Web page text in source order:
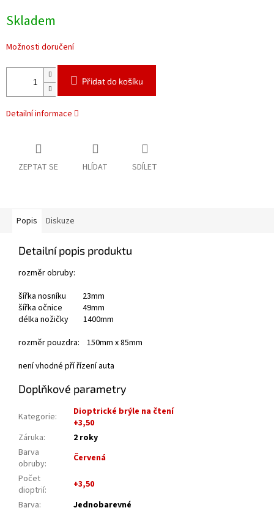
cena:
Skladem
Možnosti doručení
Přidat do košíku
Detailní informace
ZEPTAT SE HLÍDAT SDÍLET
Popis Diskuze
Detailní popis produktu
rozměr obruby:
šířka nosníku 23mm
šířka očnice 49mm
délka nožičky 1400mm
rozměr pouzdra: 150mm x 85mm
není vhodné pří řízení auta
Doplňkové parametry
Kategorie:
Dioptrické brýle na čtení
+3,50
Záruka:
2 roky
Barva
obruby:
Červená
Počet
dioptrií:
+3,50
Barva: Jednobarevné